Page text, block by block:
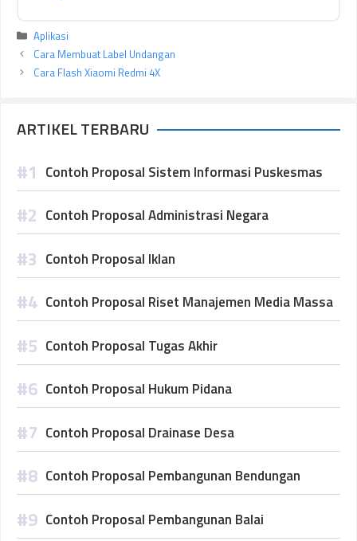
Kategori
Aplikasi
Cara Membuat Label Undangan
Cara Flash Xiaomi Redmi 4X
ARTIKEL TERBARU
Contoh Proposal Sistem Informasi Puskesmas
Contoh Proposal Administrasi Negara
Contoh Proposal Iklan
Contoh Proposal Riset Manajemen Media Massa
Contoh Proposal Tugas Akhir
Contoh Proposal Hukum Pidana
Contoh Proposal Drainase Desa
Contoh Proposal Pembangunan Bendungan
Contoh Proposal Pembangunan Balai